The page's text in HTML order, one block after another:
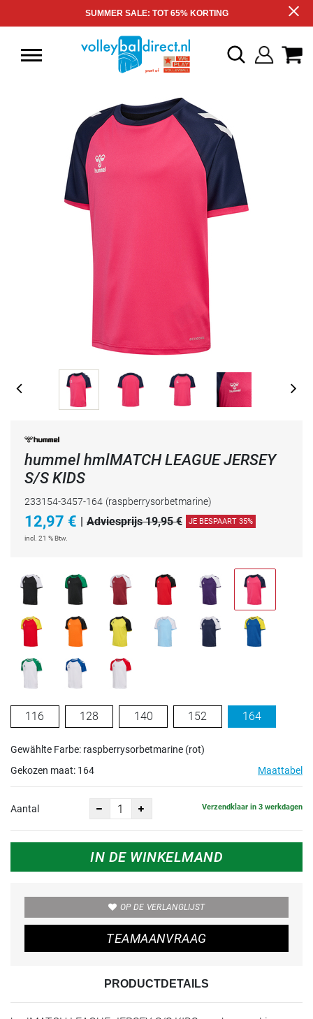
SUMMER SALE: TOT 65% KORTING
hummel hmlMATCH LEAGUE JERSEY
S/S KIDS
233154-3457-164 (raspberrysorbetmarine)
12,97 € | Adviesprijs 19,95 € JE BESPAART 35%
incl. 21 % Btw.
116 128 140 152 164
Gewählte Farbe: raspberrysorbetmarine (rot)
Gekozen maat: 164 Maattabel
Aantal Verzendklaar in 3 werkdagen
IN DE WINKELMAND
OP DE VERLANGLIJST
TEAMAANVRAAG
PRODUCTDETAILS